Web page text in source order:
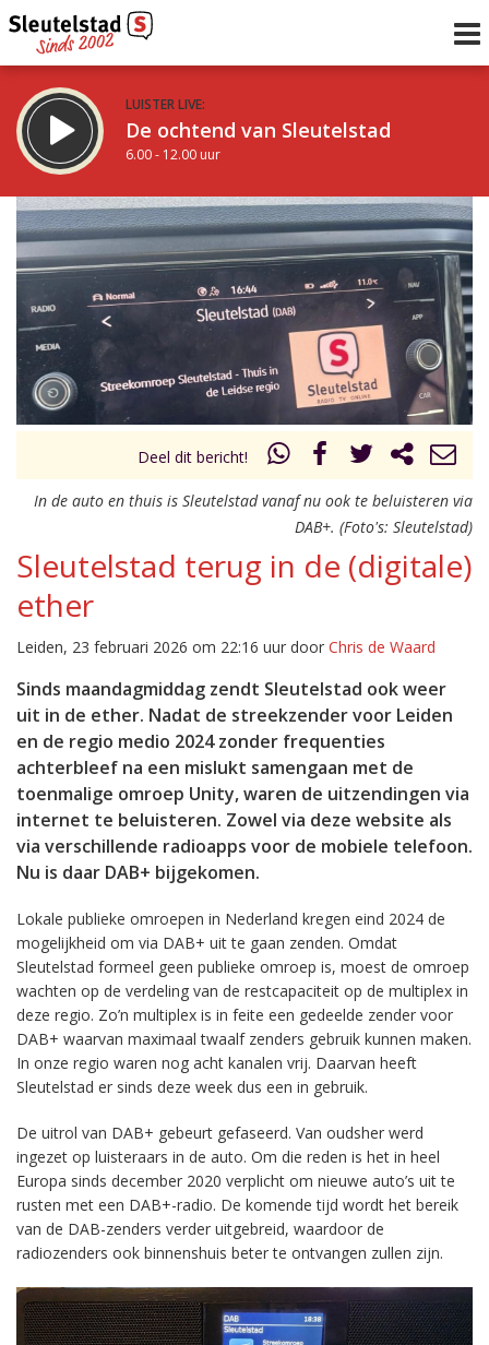
LUISTER LIVE:
De ochtend van Sleutelstad
6.00 - 12.00 uur
STRAKS:
De middag van Sleutelstad
12.00 - 18.00 uur
Vorig uur
uur 1 van 0 Volgend uur
Deel dit bericht!
In de auto en thuis is Sleutelstad vanaf nu ook te beluisteren via
DAB+. (Foto's: Sleutelstad)
Sleutelstad terug in de (digitale)
ether
Leiden, 23 februari 2026 om 22:16 uur door Chris de Waard
Sinds maandagmiddag zendt Sleutelstad ook weer
uit in de ether. Nadat de streekzender voor Leiden
en de regio medio 2024 zonder frequenties
achterbleef na een mislukt samengaan met de
toenmalige omroep Unity, waren de uitzendingen via
internet te beluisteren. Zowel via deze website als
via verschillende radioapps voor de mobiele telefoon.
Nu is daar DAB+ bijgekomen.
Lokale publieke omroepen in Nederland kregen eind 2024 de
mogelijkheid om via DAB+ uit te gaan zenden. Omdat
Sleutelstad formeel geen publieke omroep is, moest de omroep
wachten op de verdeling van de restcapaciteit op de multiplex in
deze regio. Zo’n multiplex is in feite een gedeelde zender voor
DAB+ waarvan maximaal twaalf zenders gebruik kunnen maken.
In onze regio waren nog acht kanalen vrij. Daarvan heeft
Sleutelstad er sinds deze week dus een in gebruik.
De uitrol van DAB+ gebeurt gefaseerd. Van oudsher werd
ingezet op luisteraars in de auto. Om die reden is het in heel
Europa sinds december 2020 verplicht om nieuwe auto’s uit te
rusten met een DAB+-radio. De komende tijd wordt het bereik
van de DAB-zenders verder uitgebreid, waardoor de
radiozenders ook binnenshuis beter te ontvangen zullen zijn.